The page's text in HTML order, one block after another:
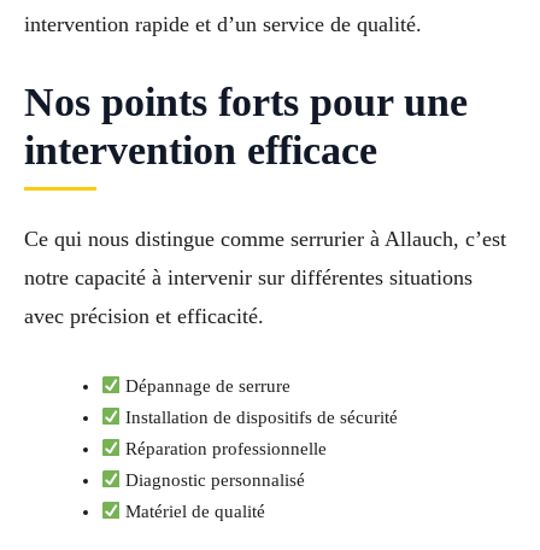
intervention rapide et d’un service de qualité.
Nos points forts pour une
intervention efficace
Ce qui nous distingue comme serrurier à Allauch, c’est
notre capacité à intervenir sur différentes situations
avec précision et efficacité.
Dépannage de serrure
Installation de dispositifs de sécurité
Réparation professionnelle
Diagnostic personnalisé
Matériel de qualité